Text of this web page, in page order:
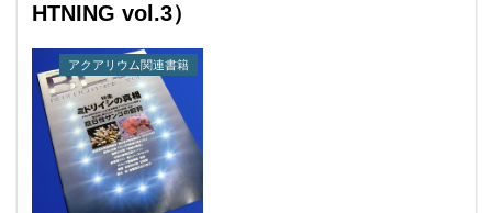
HTNING vol.3）
アクアリウム関連書籍